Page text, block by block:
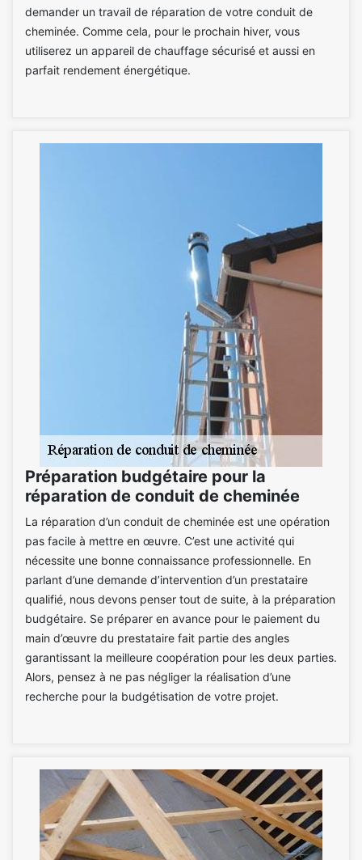
demander un travail de réparation de votre conduit de
cheminée. Comme cela, pour le prochain hiver, vous
utiliserez un appareil de chauffage sécurisé et aussi en
parfait rendement énergétique.
Préparation budgétaire pour la
réparation de conduit de cheminée
La réparation d’un conduit de cheminée est une opération
pas facile à mettre en œuvre. C’est une activité qui
nécessite une bonne connaissance professionnelle. En
parlant d’une demande d’intervention d’un prestataire
qualifié, nous devons penser tout de suite, à la préparation
budgétaire. Se préparer en avance pour le paiement du
main d’œuvre du prestataire fait partie des angles
garantissant la meilleure coopération pour les deux parties.
Alors, pensez à ne pas négliger la réalisation d’une
recherche pour la budgétisation de votre projet.